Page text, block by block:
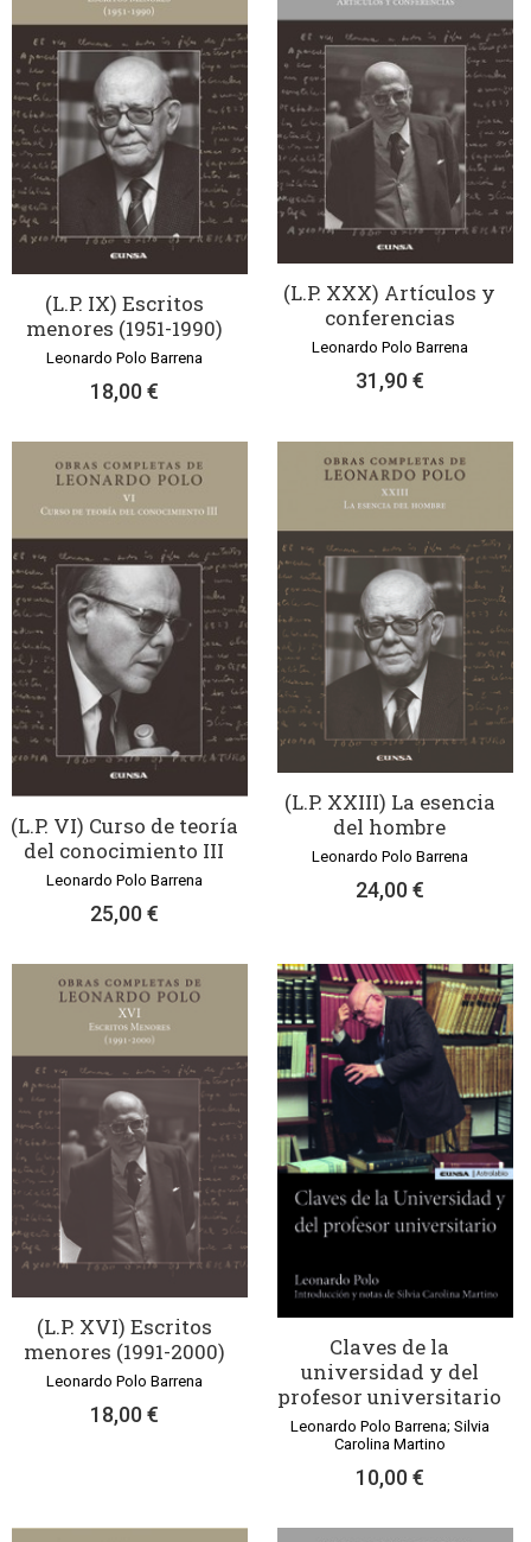
(L.P. IX) Escritos
menores (1951-1990)
Leonardo Polo Barrena
18,00 €
(L.P. XXX) Artículos y
conferencias
Leonardo Polo Barrena
31,90 €
(L.P. VI) Curso de teoría
del conocimiento III
Leonardo Polo Barrena
25,00 €
(L.P. XXIII) La esencia
del hombre
Leonardo Polo Barrena
24,00 €
(L.P. XVI) Escritos
menores (1991-2000)
Leonardo Polo Barrena
18,00 €
Claves de la
universidad y del
profesor universitario
Leonardo Polo Barrena; Silvia
Carolina Martino
10,00 €